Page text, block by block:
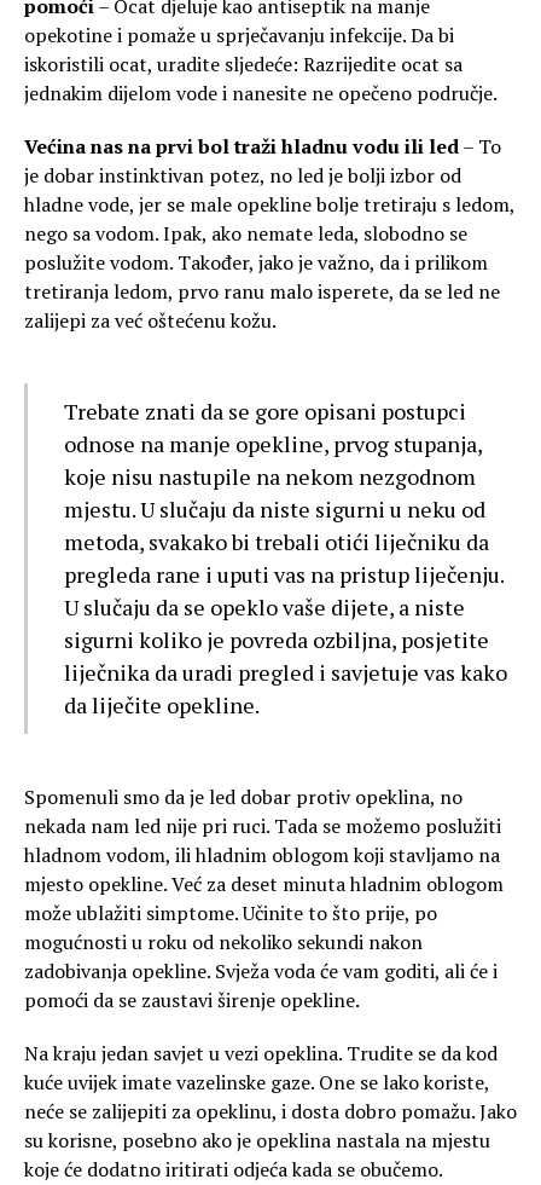
pomoći– Ocat djeluje kao antiseptik na manje
opekotine i pomaže u sprječavanju infekcije. Da bi
iskoristili ocat, uradite sljedeće: Razrijedite ocat sa
jednakim dijelom vode i nanesite ne opečeno područje.
Većina nas na prvi bol traži hladnu vodu ili led– To
je dobar instinktivan potez, no led je bolji izbor od
hladne vode, jer se male opekline bolje tretiraju s ledom,
nego sa vodom. Ipak, ako nemate leda, slobodno se
poslužite vodom. Također, jako je važno, da i prilikom
tretiranja ledom, prvo ranu malo isperete, da se led ne
zalijepi za već oštećenu kožu.
Trebate znati da se gore opisani postupci
odnose na manje opekline, prvog stupanja,
koje nisu nastupile na nekom nezgodnom
mjestu. U slučaju da niste sigurni u neku od
metoda, svakako bi trebali otići liječniku da
pregleda rane i uputi vas na pristup liječenju.
U slučaju da se opeklo vaše dijete, a niste
sigurni koliko je povreda ozbiljna, posjetite
liječnika da uradi pregled i savjetuje vas kako
da liječite opekline.
Spomenuli smo da je led dobar protiv opeklina, no
nekada nam led nije pri ruci. Tada se možemo poslužiti
hladnom vodom, ili hladnim oblogom koji stavljamo na
mjesto opekline. Već za deset minuta hladnim oblogom
može ublažiti simptome. Učinite to što prije, po
mogućnosti u roku od nekoliko sekundi nakon
zadobivanja opekline. Svježa voda će vam goditi, ali će i
pomoći da se zaustavi širenje opekline.
Na kraju jedan savjet u vezi opeklina. Trudite se da kod
kuće uvijek imate vazelinske gaze. One se lako koriste,
neće se zalijepiti za opeklinu, i dosta dobro pomažu. Jako
su korisne, posebno ako je opeklina nastala na mjestu
koje će dodatno iritirati odjeća kada se obučemo.